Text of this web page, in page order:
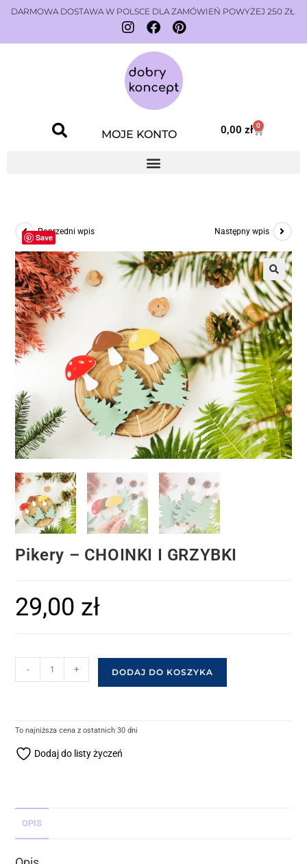
DARMOWA DOSTAWA W POLSCE DLA ZAMÓWIEŃ POWYŻEJ 250 ZŁ
MOJE KONTO 0,00zł 0
Poprzedni wpis Następny wpis
Save
Pikery – CHOINKI I GRZYBKI
29,00 zł
- + DODAJ DO KOSZYKA
To najniższa cena z ostatnich 30 dni
Dodaj do listy życzeń
OPIS